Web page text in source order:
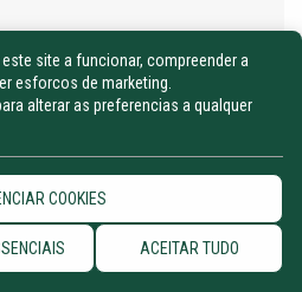
/ PESADÍSSIMO
site a funcionar, compreender a
esforcos de marketing.
alterar as preferencias a qualquer
COOKIES
ACEITAR TUDO